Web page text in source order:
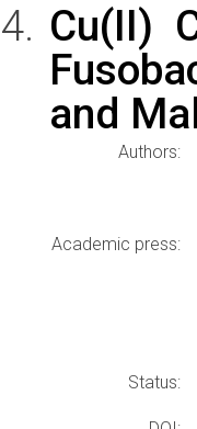
Cu(II)
and
Authors:
Academic press:
Status: